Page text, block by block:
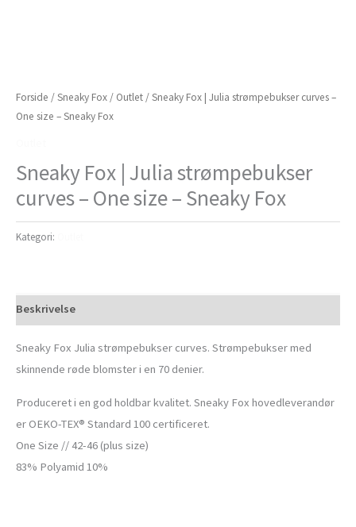
Forside /Sneaky Fox / Outlet / Sneaky Fox | Julia strømpebukser curves –
One size – Sneaky Fox
Sneaky Fox | Julia strømpebukser
curves – One size – Sneaky Fox
Kategori:
Beskrivelse
Sneaky Fox Julia strømpebukser curves. Strømpebukser med
skinnende røde blomster i en 70 denier.
Produceret i en god holdbar kvalitet. Sneaky Fox hovedleverandør
er OEKO-TEX® Standard 100 certificeret.
One Size // 42-46 (plus size)
83% Polyamid 10%